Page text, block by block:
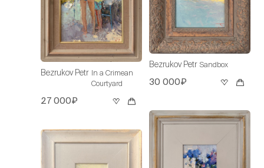
Bezrukov Petr In a Crimean
Courtyard
27 000₽
Bezrukov Petr Sandbox
30 000₽